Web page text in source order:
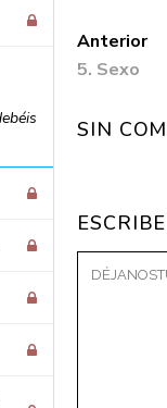
y
en Confianza –
Anterior
5. Sexo
SIN